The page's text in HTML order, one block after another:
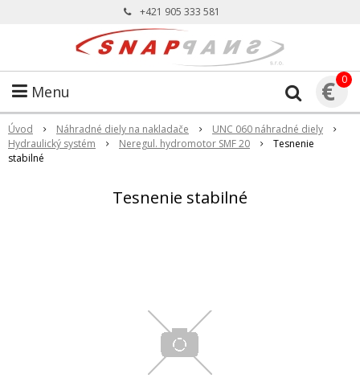
+421 905 333 581
Menu € 0
Úvod Náhradné diely na nakladače
UNC 060 náhradné diely
Hydraulický systém
Neregul. hydromotor SMF 20
Tesnenie
stabilné
Tesnenie stabilné